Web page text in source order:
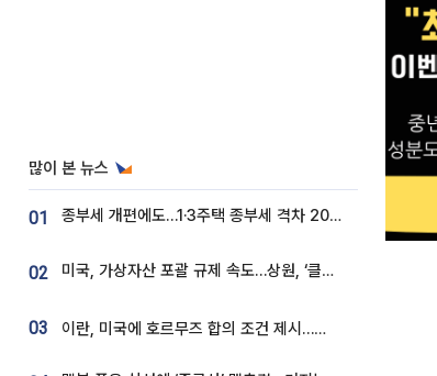
많이 본 뉴스
01 종부세 개편에도…1·3주택 종부세 격차 2028년부터 확대
02 미국, 가상자산 포괄 규제 속도…상원, ‘클래리티법’ 9월 절차투표 추진
03 이란, 미국에 호르무즈 합의 조건 제시…美 “경기 아직 안 끝나” [종합]